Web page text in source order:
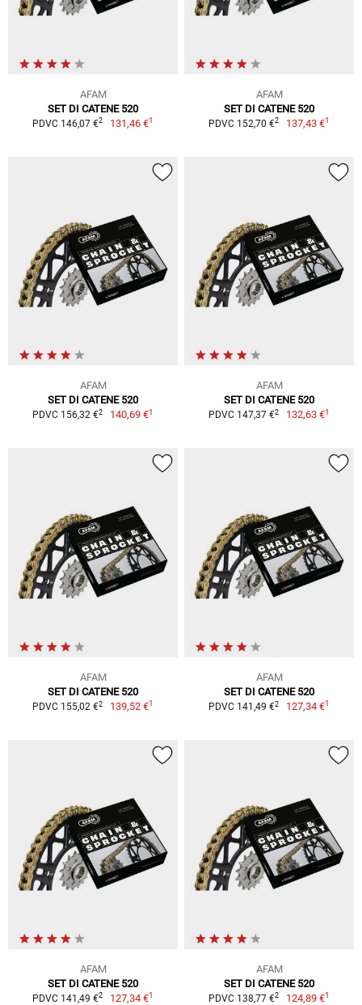
AFAM
SET DI CATENE 520
PDVC 146,07 €2 131,46 €1
AFAM
SET DI CATENE 520
PDVC 152,70 €2 137,43 €1
AFAM
SET DI CATENE 520
PDVC 156,32 €2 140,69 €1
AFAM
SET DI CATENE 520
PDVC 147,37 €2 132,63 €1
AFAM
SET DI CATENE 520
PDVC 155,02 €2 139,52 €1
AFAM
SET DI CATENE 520
PDVC 141,49 €2 127,34 €1
AFAM
SET DI CATENE 520
PDVC 141,49 €2 127,34 €1
AFAM
SET DI CATENE 520
PDVC 138,77 €2 124,89 €1